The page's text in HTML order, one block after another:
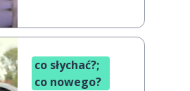
co słychać?;
co nowego?